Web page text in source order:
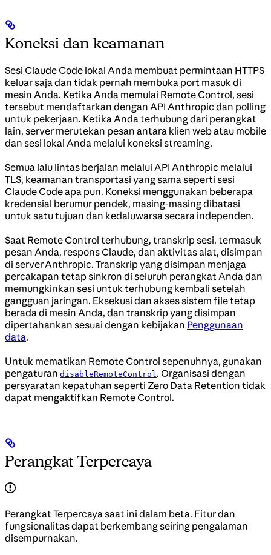
Koneksi dan keamanan
Sesi Claude Code lokal Anda membuat permintaan HTTPS
keluar saja dan tidak pernah membuka port masuk di
mesin Anda. Ketika Anda memulai Remote Control, sesi
tersebut mendaftarkan dengan API Anthropic dan polling
untuk pekerjaan. Ketika Anda terhubung dari perangkat
lain, server merutekan pesan antara klien web atau mobile
dan sesi lokal Anda melalui koneksi streaming.
Semua lalu lintas berjalan melalui API Anthropic melalui
TLS, keamanan transportasi yang sama seperti sesi
Claude Code apa pun. Koneksi menggunakan beberapa
kredensial berumur pendek, masing-masing dibatasi
untuk satu tujuan dan kedaluwarsa secara independen.
Saat Remote Control terhubung, transkrip sesi, termasuk
pesan Anda, respons Claude, dan aktivitas alat, disimpan
di server Anthropic. Transkrip yang disimpan menjaga
percakapan tetap sinkron di seluruh perangkat Anda dan
memungkinkan sesi untuk terhubung kembali setelah
gangguan jaringan. Eksekusi dan akses sistem file tetap
berada di mesin Anda, dan transkrip yang disimpan
dipertahankan sesuai dengan kebijakan Penggunaan
data.
Untuk mematikan Remote Control sepenuhnya, gunakan
pengaturan disableRemoteControl . Organisasi dengan
persyaratan kepatuhan seperti Zero Data Retention tidak
dapat mengaktifkan Remote Control.
Perangkat Terpercaya
Perangkat Terpercaya saat ini dalam beta. Fitur dan
fungsionalitas dapat berkembang seiring pengalaman
disempurnakan.